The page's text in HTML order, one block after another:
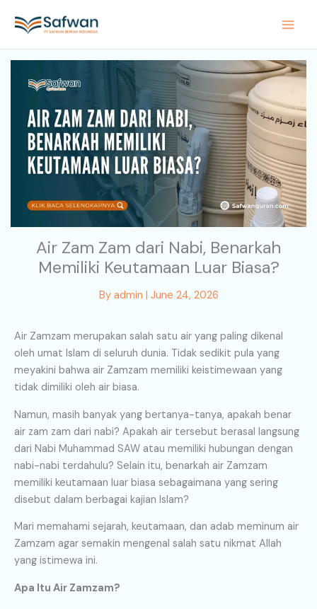
Air Zam Zam dari Nabi, Benarkah
Memiliki Keutamaan Luar Biasa?
By admin | June 24, 2026
Air Zamzam merupakan salah satu air yang paling dikenal
oleh umat Islam di seluruh dunia. Tidak sedikit pula yang
meyakini bahwa air Zamzam memiliki keistimewaan yang
tidak dimiliki oleh air biasa.
Namun, masih banyak yang bertanya-tanya, apakah benar
air zam zam dari nabi? Apakah air tersebut berasal langsung
dari Nabi Muhammad SAW atau memiliki hubungan dengan
nabi-nabi terdahulu? Selain itu, benarkah air Zamzam
memiliki keutamaan luar biasa sebagaimana yang sering
disebut dalam berbagai kajian Islam?
Mari memahami sejarah, keutamaan, dan adab meminum air
Zamzam agar semakin mengenal salah satu nikmat Allah
yang istimewa ini.
Apa Itu Air Zamzam?